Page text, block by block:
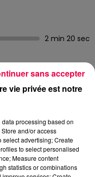
2 min 20 sec
la nuit, 1983. Eddie
Landee enregistrent
du groupe refuse
leur
vie privée est notre
processing based on
and/or access
select advertising; Create
to select personalised
Measure content
statistics or combinations
sans accepter